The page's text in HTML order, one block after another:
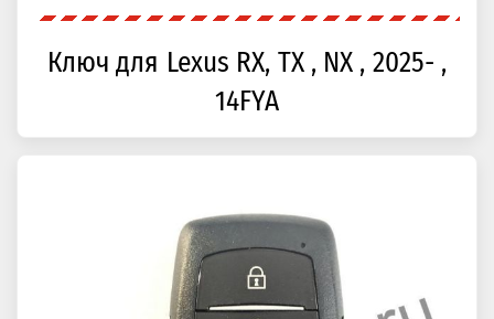
Ключ для Lexus RX, TX , NX , 2025- ,
14FYA